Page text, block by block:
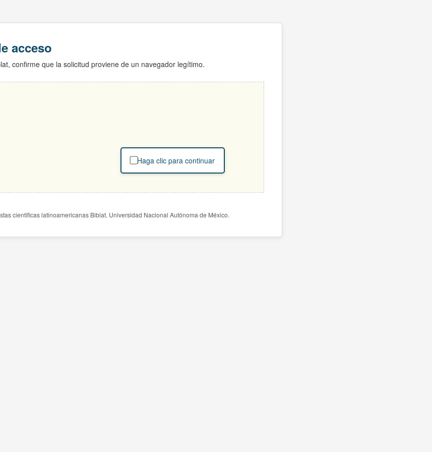
acceso
confirme que la solicitud proviene de un navegador legítimo.
Haga clic para continuar
científicas latinoamericanas Biblat. Universidad Nacional Autónoma de México.